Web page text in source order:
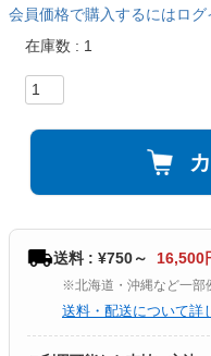
会員価格で購入するにはログ
在庫数
1
送料 : ¥750～ 16,500
※北海道・沖縄など一部
送料・配送について詳